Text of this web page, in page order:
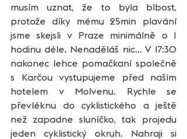
musím uznat, že to byla blbost,
protože díky mému 25min plavání
jsme skejsli v Praze minimálně o 1
hodinu déle. Nenaděláš nic… V 17:30
nakonec lehce pomačkaní společně
s Karčou vystupujeme před naším
hotelem v Molvenu. Rychle se
převléknu do cyklistického a ještě
než zapadne sluníčko, tak projedu
jeden cyklistický okruh. Nahraji si